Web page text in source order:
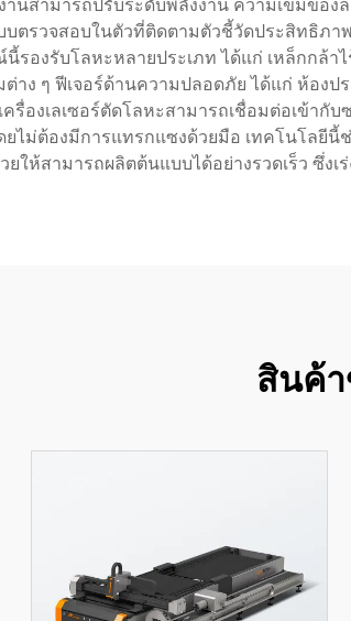
นสามารถปรับระดับพลังงาน ความเข้มขอ
ตรวจสอบในตัวที่ติดตามตัวชี้วัดประสิทธิภ
รองรับโลหะหลายประเภท ได้แก่ เหล็กกล้
าง ๆ ฟีเจอร์ด้านความปลอดภัย ได้แก่ ห้อ
รื่องเลเซอร์ตัดโลหะสามารถเชื่อมต่อเข้า
ไม่ต้องมีการแทรกแซงด้วยมือ เทคโนโลยี
ยให้สามารถผลิตต้นแบบได้อย่างรวดเร็ว ซึ่
สินค้